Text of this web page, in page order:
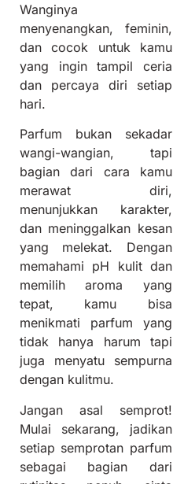
Wanginya
menyenangkan, feminin,
dan cocok untuk kamu
yang ingin tampil ceria
dan percaya diri setiap
hari.
Parfum bukan sekadar
wangi-wangian, tapi
bagian dari cara kamu
merawat diri,
menunjukkan karakter,
dan meninggalkan kesan
yang melekat. Dengan
memahami pH kulit dan
memilih aroma yang
tepat, kamu bisa
menikmati parfum yang
tidak hanya harum tapi
juga menyatu sempurna
dengan kulitmu.
Jangan asal semprot!
Mulai sekarang, jadikan
setiap semprotan parfum
sebagai bagian dari